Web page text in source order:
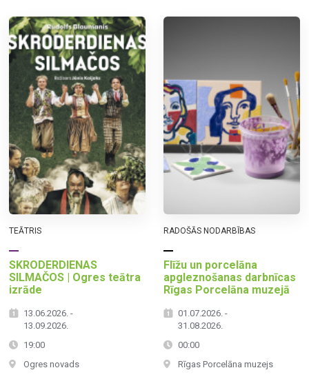
TEĀTRIS
SKRODERDIENAS
SILMAČOS | Ogres teātra
izrāde
13.06.2026. -
13.09.2026.
19:00
Ogres novads
RADOŠĀS NODARBĪBAS
Flīžu un porcelāna
apgleznošanas darbnīcas
Rīgas Porcelāna muzejā
01.07.2026. -
31.08.2026.
00:00
Rīgas Porcelāna muzejs